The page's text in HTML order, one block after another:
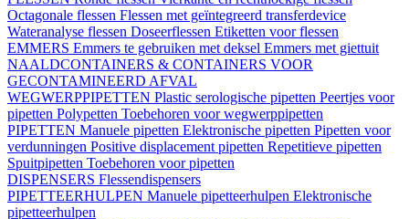
Octagonale flessen Flessen met geïntegreerd transferdevice
Wateranalyse flessen Doseerflessen Etiketten voor flessen
EMMERS Emmers te gebruiken met deksel Emmers met giettuit
NAALDCONTAINERS & CONTAINERS VOOR
GECONTAMINEERD AFVAL
WEGWERPPIPETTEN Plastic serologische pipetten Peertjes voor
pipetten Polypetten Toebehoren voor wegwerppipetten
PIPETTEN Manuele pipetten Elektronische pipetten Pipetten voor
verdunningen Positive displacement pipetten Repetitieve pipetten
Spuitpipetten Toebehoren voor pipetten
DISPENSERS Flessendispensers
PIPETTEERHULPEN Manuele pipetteerhulpen Elektronische
pipetteerhulpen